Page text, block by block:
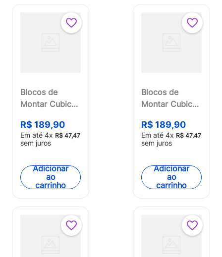
Blocos de
Montar Cubic
Exército 12 em
1 com 549
para +6 Anos
Multikids -
BR1096OUT
R$ 189,90
Em até 4x R$ 47,47
sem juros
Adicionar
ao
carrinho
Blocos de
Montar Cubic
Brigada de
Incêndio 572
- BR1614OUT
[Reembalado]
R$ 189,90
Em até 4x R$ 47,47
sem juros
Adicionar
ao
carrinho